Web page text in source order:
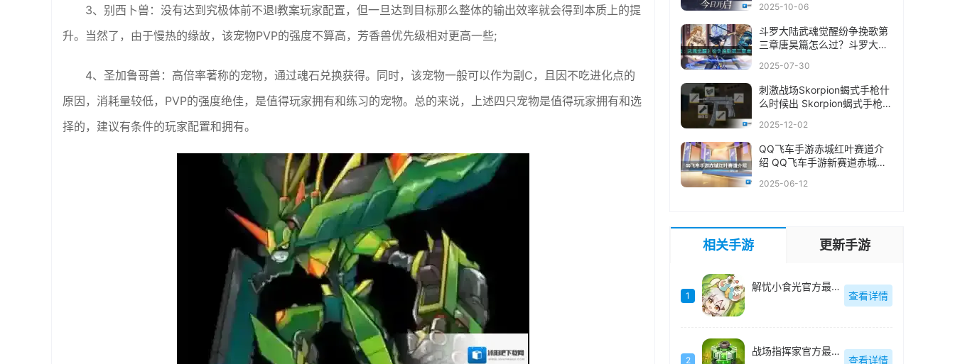
3、别西卜兽：没有达到究极体前不退I教案玩家配置，但一旦达到目标那么整体的输出效率就会得到本质上的提
升。当然了，由于慢热的缘故，该宠物PVP的强度不算高，芳香兽优先级相对更高一些;
4、圣加鲁哥兽：高倍率著称的宠物，通过魂石兑换获得。同时，该宠物一般可以作为副C，且因不吃进化点的
原因，消耗量较低，PVP的强度绝佳，是值得玩家拥有和练习的宠物。总的来说，上述四只宠物是值得玩家拥有和选
择的，建议有条件的玩家配置和拥有。
2025-10-06
斗罗大陆武魂觉醒纷争挽歌第
三章唐昊篇怎么过？斗罗大陆
篇通关攻略
2025-07-30
刺激战场Skorpion蝎式手枪什
么时候出 Skorpion蝎式手枪上
2025-12-02
QQ飞车手游赤城红叶赛道介
绍 QQ飞车手游新赛道赤城红
2025-06-12
相关手游 更新手游
1
解忧小食光官方最新版
查看详情
2
战场指挥家官方最新版
查看详情